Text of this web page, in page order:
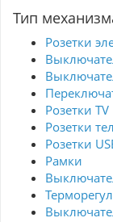
Тип
Розетки
Розетки TV
Розетки
Розетки
Рамки